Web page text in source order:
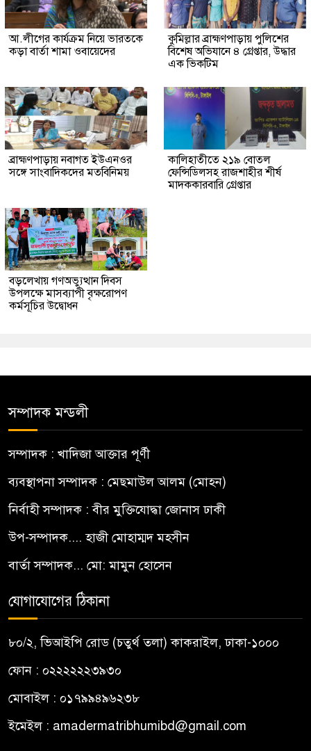
আ.লীগের কার্যক্রম নিয়ে ভারতকে
কড়া বার্তা শামা ওবায়েদের
কুমিল্লার ব্রাহ্মণপাড়ায় পুলিশের
বিশেষ অভিযানে ৪ গ্রেপ্তার, উদ্ধার
এক ভিকটিম
ব্রাহ্মণপাড়ায় নবাগত ইউএনওর
সঙ্গে সাংবাদিকদের মতবিনিময়
কালিহাতীতে ২১৯ বোতল
ফেন্সিডিলসহ রাজশাহীর শীর্ষ
মাদককারবারি গ্রেপ্তার
বড়লেখায় গণঅভ্যুত্থান দিবস
উপলক্ষে মাসব্যাপী বৃক্ষরোপণ
কর্মসূচির উদ্বোধন
সম্পাদক মন্ডলী
সম্পাদক : খাদিজা আক্তার পূর্ণী
ব্যবস্থাপনা সম্পাদক : মেছমাউল আলম (মোহন)
নির্বাহী সম্পাদক : বীর মুক্তিযোদ্ধা জোনাস ঢাকী
উপ-সম্পাদক.... হাজী মোহাম্মদ মহসীন
বার্তা সম্পাদক... মো: মামুন হোসেন
যোগাযোগের ঠিকানা
৮০/২, ভিআইপি রোড (চতুর্থ তলা) কাকরাইল, ঢাকা-১০০০
ফোন : ০২২২২২২৩৯৩০
মোবাইল : ০১৭৯৯৪৯৬২৩৮
ইমেইল : amadermatribhumibd@gmail.com